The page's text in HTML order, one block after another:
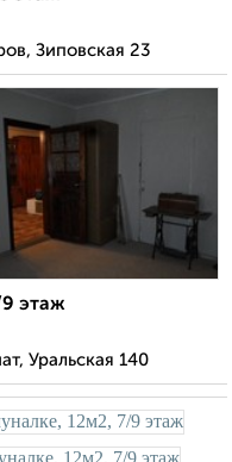
Зиповская 23
этаж
Уральская 140